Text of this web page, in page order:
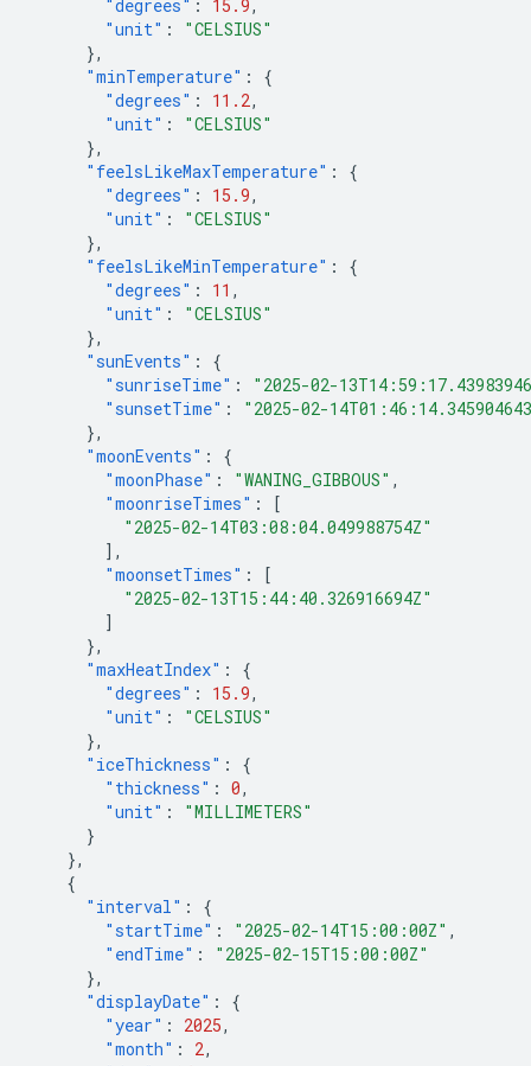
"degrees" : 15.9,
"unit" :
"CELSIUS"
},
"minTemperature" :
{
"degrees" : 11.2,
"unit" :
"CELSIUS"
},
"feelsLikeMaxTemperature" :
{
"degrees" : 15.9,
"unit" :
"CELSIUS"
},
"feelsLikeMinTemperature" :
{
"degrees" : 11 ,
"unit" :
"CELSIUS"
},
"sunEvents" :
{
"sunriseTime" :
"2025-02-
"sunsetTime" :
"2025-02-
},
"moonEvents" :
{
"moonPhase" : "WANING_GIBBOUS" ,
"moonriseTimes" :
[
"2025-02-14T03:08:04.049988754Z"
],
"moonsetTimes" :
[
"2025-02-13T15:44:40.326916694Z"
]
},
"maxHeatIndex" :
{
"degrees" : 15.9,
"unit" :
"CELSIUS"
},
"iceThickness" :
{
"thickness" : 0,
"unit" :
"MILLIMETERS"
}
},
{
"interval" :
{
"startTime" : "2025-02-14T15:00:00Z" ,
"endTime" :
"2025-02-15T15:00:00Z"
},
"displayDate" :
{
"year" : 2025,
"month" : 2,